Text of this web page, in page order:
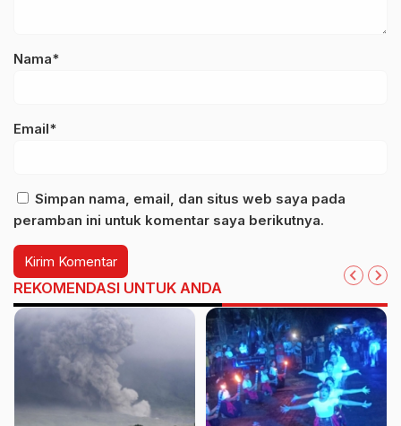
Nama*
Email*
Simpan nama, email, dan situs web saya pada
peramban ini untuk komentar saya berikutnya.
REKOMENDASI UNTUK ANDA